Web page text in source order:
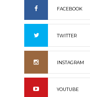
FACEBOOK
TWITTER
INSTAGRAM
YOUTUBE